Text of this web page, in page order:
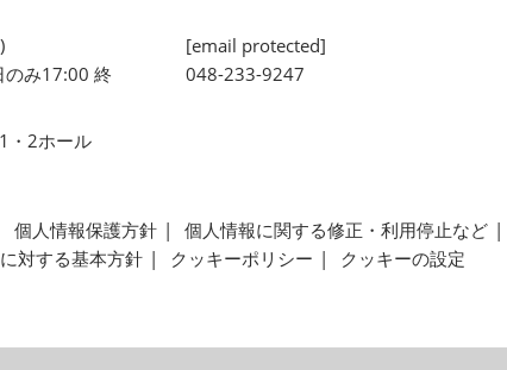
み17:00 終
・2ホール
[email protected]
048-233-9247
個人情報保護方針 個人情報に関する修正・利用停止など
対する基本方針
クッキーポリシー クッキーの設定